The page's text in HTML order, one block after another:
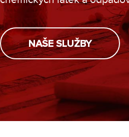
NAŠE SLUŽBY